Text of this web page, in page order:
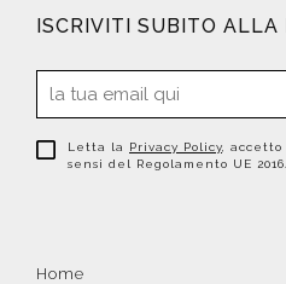
ISCRIVITI SUBITO ALLA
Letta la Privacy Policy ,
sensi del Regolamento UE 2016/
Home